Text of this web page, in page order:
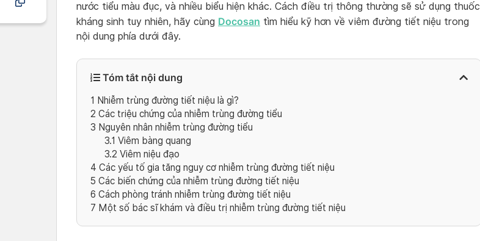
nước tiểu màu đục, và nhiều biểu hiện khác. Cách điều trị thông thường sẽ sử dụng thuốc
kháng sinh tuy nhiên, hãy cùng Docosan tìm hiểu kỹ hơn về viêm đường tiết niệu trong
nội dung phía dưới đây.
Tóm tắt nội dung
1 Nhiễm trùng đường tiết niệu là gì?
2 Các triệu chứng của nhiễm trùng đường tiểu
3 Nguyên nhân nhiễm trùng đường tiểu
3.1 Viêm bàng quang
3.2 Viêm niệu đạo
4 Các yếu tố gia tăng nguy cơ nhiễm trùng đường tiết niệu
5 Các biến chứng của nhiễm trùng đường tiết niệu
6 Cách phòng tránh nhiễm trùng đường tiết niệu
7 Một số bác sĩ khám và điều trị nhiễm trùng đường tiết niệu